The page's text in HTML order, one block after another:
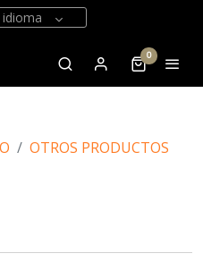
idioma
0
OTROS PRODUCTOS